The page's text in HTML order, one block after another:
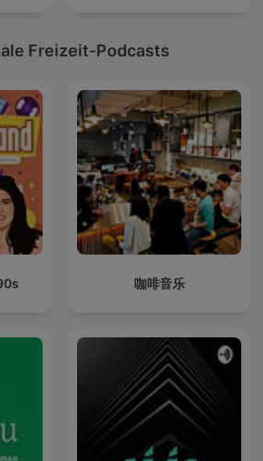
Freizeit-Podcasts
咖啡音乐